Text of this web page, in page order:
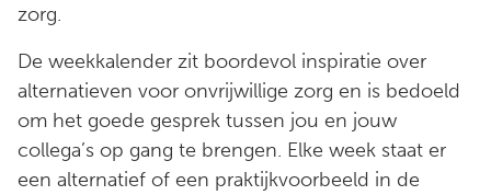
zorg.
De weekkalender zit boordevol inspiratie over
alternatieven voor onvrijwillige zorg en is bedoeld
om het goede gesprek tussen jou en jouw
collega’s op gang te brengen. Elke week staat er
een alternatief of een praktijkvoorbeeld in de